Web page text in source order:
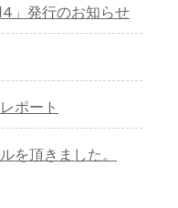
」発行のお知らせ
ポート
を頂きました。